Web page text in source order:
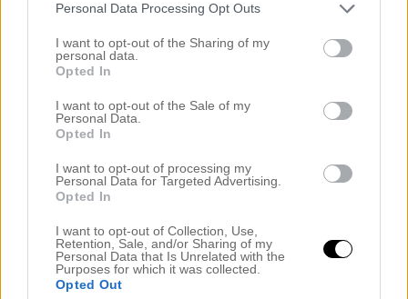
Personal Data Processing Opt Outs
I want to opt-out of the Sharing of my
personal data.
Opted In
I want to opt-out of the Sale of my
Personal Data.
Opted In
I want to opt-out of processing my
Personal Data for Targeted Advertising.
Opted In
I want to opt-out of Collection, Use,
Retention, Sale, and/or Sharing of my
Personal Data that Is Unrelated with the
Purposes for which it was collected.
Opted Out
Navigation